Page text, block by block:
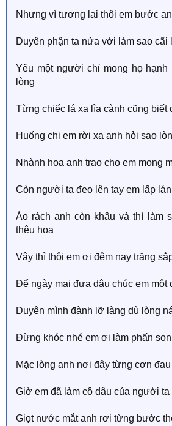
Nhưng vì tương lai thôi em bước
Duyên phận ta nửa vời làm sao
Yêu một người chỉ mong họ hạnh
lòng
Từng chiếc lá xa lìa cành cũng biết
Huống chi em rời xa anh hỏi sao
Nhành hoa anh trao cho em mong
Còn người ta đeo lên tay em lấp
Áo rách anh còn khâu vá thì làm
thêu hoa
Vậy thì thôi em ơi đêm nay trăng
Để ngày mai đưa dâu chúc em một
Duyên mình đành lỡ làng dù lòng
Đừng khóc nhé em ơi làm phấn
Mặc lòng anh nơi đây từng cơn
Giờ em đã làm cô dâu của người ta
Giọt nước mắt anh rơi từng bước